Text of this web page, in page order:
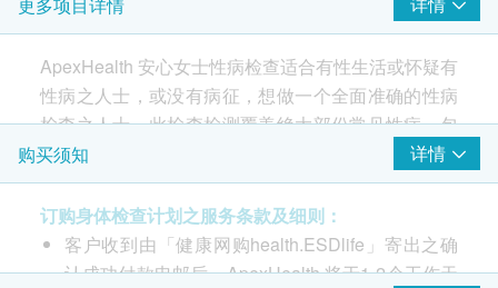
详细医学问卷
脉搏率
身高 *
体重 *
血脂
甘油三酯
胆固醇
高密度脂蛋白胆固醇
ApexHealth 安心女士性病检查适合有性生活或怀疑有
性病之人士，或没有病征，想做一个全面准确的性病
检查之人士。此检查检测覆盖绝大部份常见性病，包
括艾滋病、梅毒、淋病、人类乳头瘤病毒等，医生或
护士作健康报告咨询，及早作出适当的预防及治疗。
ApexHealth 安心女士性病检查适合有性生活或怀疑有
性病之人士，或没有病征，想做一个全面准确性的病
购买须知 详情
订购身体检查计划之服务条款及细则：
客户收到由「健康网购health.ESDlife」寄出之确
认成功付款电邮后，ApexHealth 将于1-2个工作天